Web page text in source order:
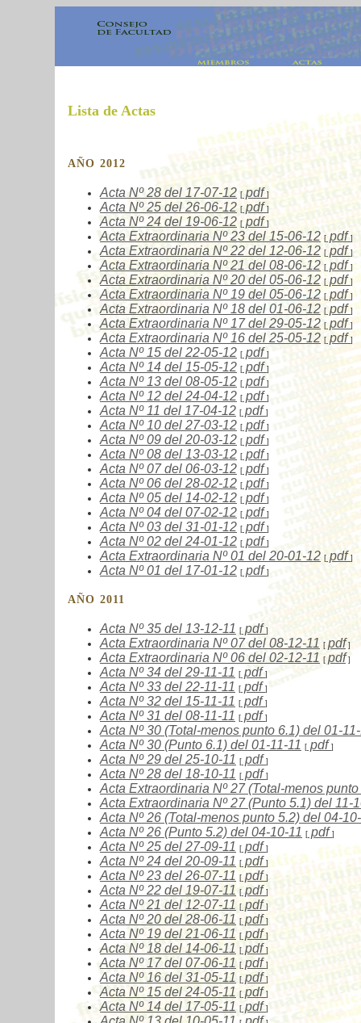
Lista de Actas
AÑO 2012
Acta Nº28 del 17-07-12 [ pdf]
Acta Nº25 del 26-06-12 [ pdf]
Acta Nº 24del 19-06-12 [ pdf]
Acta Extraordinaria Nº23 del 15-06-12 [ pdf]
Acta Extraordinaria Nº22 del 12-06-12 [ pdf]
Acta Extraordinaria Nº21 del 08-06-12 [ pdf]
Acta Extraordinaria Nº20 del 05-06-12 [pdf]
Acta Extraordinaria Nº19 del 05-06-12 [pdf]
Acta Extraordinaria Nº18 del 01-06-12 [pdf]
Acta Extraordinaria Nº17 del 29-05-12 [pdf]
Acta Extraordinaria Nº16 del 25-05-12 [ pdf]
Acta Nº15 del 22-05-12 [ pdf]
Acta Nº14 del 15-05-12 [ pdf]
Acta Nº13 del 08-05-12 [ pdf]
Acta Nº12 del 24-04-12 [ pdf]
Acta Nº11 del 17-04-12 [ pdf]
Acta Nº10 del 27-03-12 [ pdf]
Acta Nº09 del 20-03-12 [ pdf]
Acta Nº08 del 13-03-12 [ pdf]
Acta Nº07 del 06-03-12 [ pdf]
Acta Nº06 del 28-02-12 [ pdf]
Acta Nº05 del 14-02-12 [ pdf]
Acta Nº04 del 07-02-12 [ pdf]
Acta Nº03 del 31-01-12 [ pdf]
Acta Nº02 del 24-01-12 [ pdf]
Acta Extraordinaria Nº01 del 20-01-12 [pdf]
Acta Nº01 del 17-01-12 [ pdf]
AÑO 2011
Acta Nº35 del 13-12-11 [ pdf]
Acta Extraordinaria Nº07del 08-12-11 [pdf ]
Acta Extraordinaria Nº06del 02-12-11 [ pdf]
Acta Nº34 del 29-11-11 [ pdf]
Acta Nº33 del 22-11-11 [ pdf]
Acta Nº32 del 15-11-11 [ pdf]
Acta Nº31 del 08-11-11 [ pdf]
Acta Nº30 (Total-menos punto 6.1) del 01-
Acta Nº30 (Punto 6.1) del 01-11-11 [ pdf]
Acta Nº29 del 25-10-11 [ pdf]
Acta Nº28 del 18-10-11 [ pdf]
Acta Extraordinaria Nº27 (Total-menos punto
Acta Extraordinaria Nº27 (Punto 5.1) del 11-
Acta Nº26 (Total-menos punto 5.2) del 04-
Acta Nº26 (Punto 5.2) del 04-10-11 [ pdf]
Acta Nº25 del 27-09-11 [ pdf]
Acta Nº24 del 20-09-11 [ pdf]
Acta Nº23 del 26-07-11 [pdf]
Acta Nº22 del 19-07-11 [pdf]
Acta Nº21 del 12-07-11 [ pdf]
Acta Nº20 del 28-06-11 [ pdf]
Acta Nº19 del 21-06-11 [ pdf]
Acta Nº18del 14-06-11 [ pdf]
Acta Nº17del 07-06-11 [ pdf]
Acta Nº16 del 31-05-11 [ pdf]
Acta Nº15 del 24-05-11 [pdf]
Acta Nº14del 17-05-11 [ pdf]